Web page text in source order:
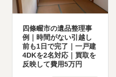
四條畷市の遺品整理事
例｜時間がない引越し
前も1日で完了｜一戸建
4DKを2名対応｜買取を
反映して費用5万円